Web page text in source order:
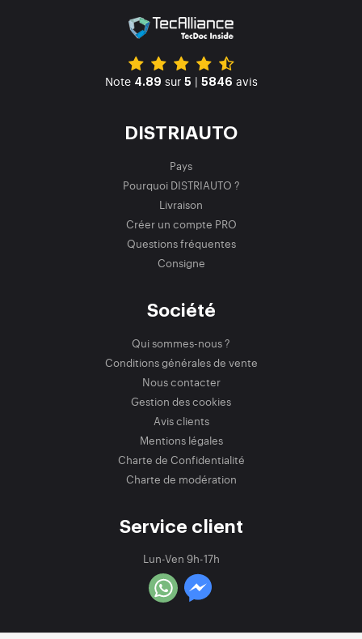
Note 4.89 sur 5 | 5846 avis
DISTRIAUTO
Pays
Pourquoi DISTRIAUTO ?
Livraison
Créer un compte PRO
Questions fréquentes
Consigne
Société
Qui sommes-nous ?
Conditions générales de vente
Nous contacter
Gestion des cookies
Avis clients
Mentions légales
Charte de Confidentialité
Charte de modération
Service client
Lun-Ven 9h-17h